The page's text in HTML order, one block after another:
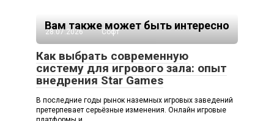
Вам также может быть интересно
28.07.2026 Софт
Как выбрать современную
систему для игрового зала: опыт
внедрения Star Games
В последние годы рынок наземных игровых заведений
претерпевает серьёзные изменения. Онлайн игровые